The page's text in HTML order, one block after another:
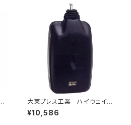
大東プレス工業 ハイウェイミ
ラー 800Rヒーター無 トラッ
¥10,586